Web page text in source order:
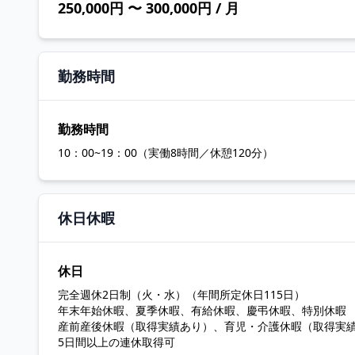
250,000円 〜 300,000円 / 月
勤務時間
勤務時間
10：00~19：00（実働8時間／休憩120分）
休日休暇
休日
完全週休2日制（火・水）（年間所定休日115日）
年末年始休暇、夏季休暇、有給休暇、慶弔休暇、特別休暇
産前産後休暇（取得実績あり）、育児・介護休暇（取得実
5日間以上の連休取得可